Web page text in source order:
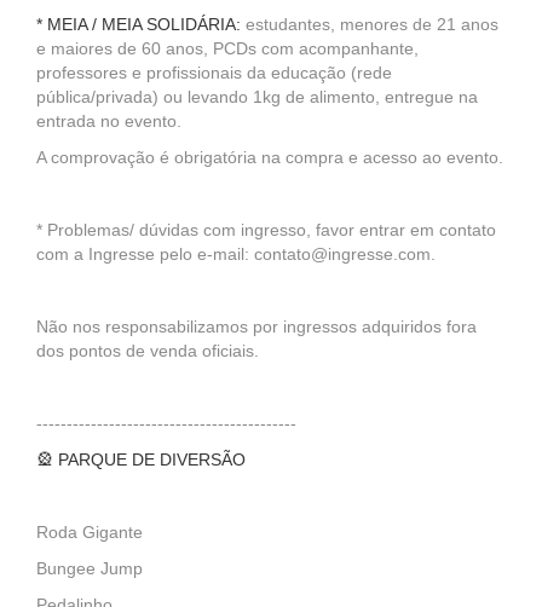
* MEIA / MEIA SOLIDÁRIA: estudantes, menores de 21 anos
e maiores de 60 anos, PCDs com acompanhante,
professores e profissionais da educação (rede
pública/privada) ou levando 1kg de alimento, entregue na
entrada no evento.
A comprovação é obrigatória na compra e acesso ao evento.
* Problemas/ dúvidas com ingresso, favor entrar em contato
com a Ingresse pelo e-mail: contato@ingresse.com.
Não nos responsabilizamos por ingressos adquiridos fora
dos pontos de venda oficiais.
-------------------------------------------
🎡 PARQUE DE DIVERSÃO
Roda Gigante
Bungee Jump